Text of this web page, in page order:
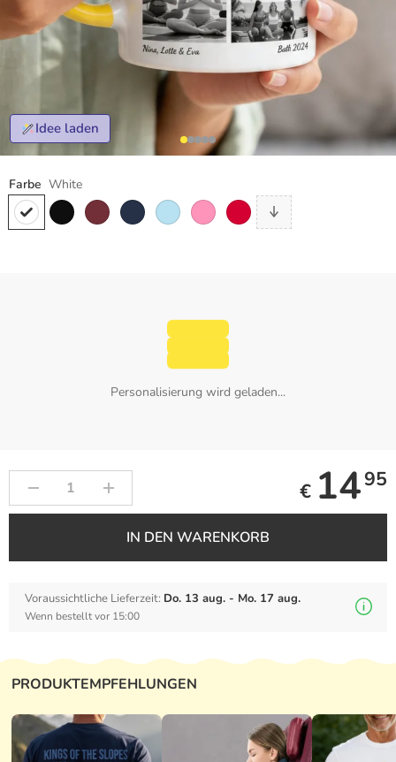
Idee laden
Farbe White
Personalisierung wird geladen...
€ 1495
IN DEN WARENKORB
Voraussichtliche Lieferzeit: Do. 13 aug. - Mo. 17 aug.
Wenn bestellt vor 15:00
PRODUKTEMPFEHLUNGEN